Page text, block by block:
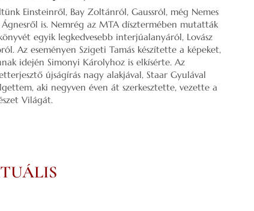
Einsteinről, Bay Zoltánról, Gaussról, még Nemes
is. Nemrég az MTA dísztermében mutatták
egyik legkedvesebb interjúalanyáról, Lovász
Az eseményen Szigeti Tamás készítette a képeket,
idején Simonyi Károlyhoz is elkísérte. Az
újságírás nagy alakjával, Staar Gyulával
aki negyven éven át szerkesztette, vezette a
Világát.